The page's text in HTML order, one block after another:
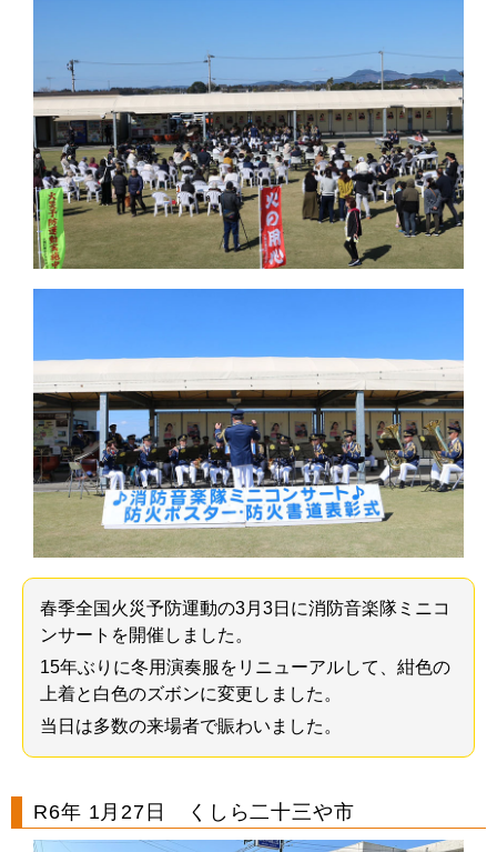
春季全国火災予防運動の3月3日に消防音楽隊ミニコ
ンサートを開催しました。
15年ぶりに冬用演奏服をリニューアルして、紺色の
上着と白色のズボンに変更しました。
当日は多数の来場者で賑わいました。
R6年 1月27日 くしら二十三や市